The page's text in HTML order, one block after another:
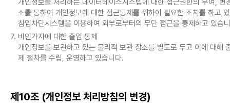
개인정보를 처리하는 데이터베이스시스템에 대한 접근권한의 부여, 변
소를 통하여 개인정보에 대한 접근통제를 위하여 필요한 조치를 하고
침입차단시스템을 이용하여 외부로부터의 무단 접근을 통제하고 있습
7. 비인가자에 대한 출입 통제
개인정보를 보관하고 있는 물리적 보관 장소를 별도로 두고 이에 대해
제 절차를 수립, 운영하고 있습니다.
제10조 (개인정보 처리방침의 변경)